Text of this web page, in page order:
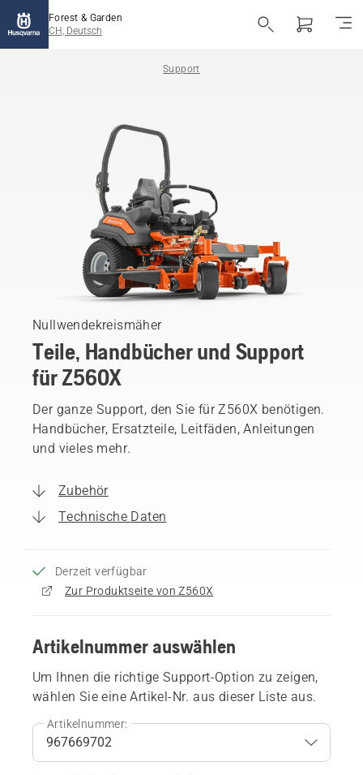
Forest & Garden
CH, Deutsch
Support
Nullwendekreismäher
Teile, Handbücher und Support
für Z560X
Der ganze Support, den Sie für Z560X benötigen.
Handbücher, Ersatzteile, Leitfäden, Anleitungen
und vieles mehr.
Zubehör
Technische Daten
Derzeit verfügbar
Zur Produktseite von Z560X
Artikelnummer auswählen
Um Ihnen die richtige Support-Option zu zeigen,
wählen Sie eine Artikel-Nr. aus dieser Liste aus.
Artikelnummer: